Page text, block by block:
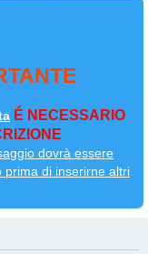
É NECESSARIO
dovrà essere
prima di inserirne altri